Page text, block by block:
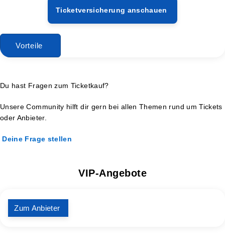
Ticketversicherung anschauen
Vorteile
Du hast Fragen zum Ticketkauf?
Unsere Community hilft dir gern bei allen Themen rund um Tickets
oder Anbieter.
Deine Frage stellen
VIP-Angebote
Zum Anbieter